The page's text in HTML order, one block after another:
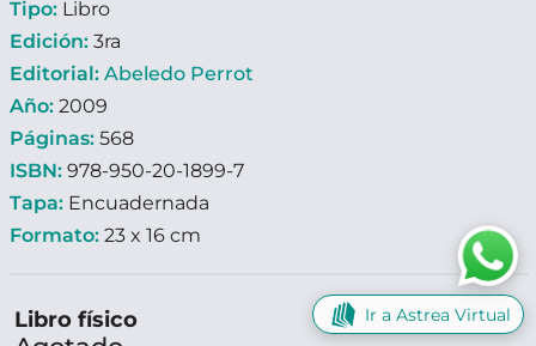
Tipo: Libro
Edición: 3ra
Editorial: Abeledo Perrot
Año: 2009
Páginas: 568
ISBN: 978-950-20-1899-7
Tapa: Encuadernada
Formato: 23 x 16 cm
Libro físico Ir a Astrea Virtual